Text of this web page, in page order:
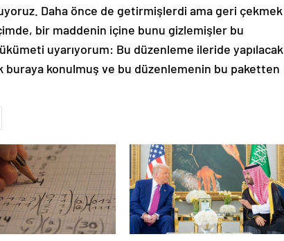
Daha önce de getirmişlerdi ama geri çekmek
bir maddenin içine bunu gizlemişler bu
uyarıyorum: Bu düzenleme ileride yapılacak
buraya konulmuş ve bu düzenlemenin bu paketten